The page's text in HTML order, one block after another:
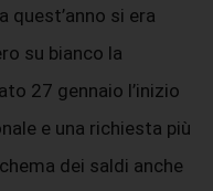
quest’anno si era
su bianco la
27 gennaio l’inizio
e una richiesta più
dei saldi anche